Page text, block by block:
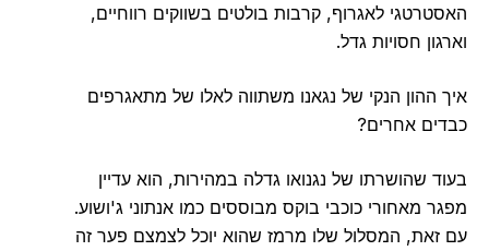
האסטרטגי לאגרוף, קרבות בולטים בשווקים רווחיים,
וארגון חסויות גדל.
איך ההון הנקי של נגאנו משתווה לאלו של מתאגרפים
כבדים אחרים?
בעוד שהושרתו של נגנואו גדלה במהירות, הוא עדיין
מפגר מאחורי כוכבי בוקס מבוססים כמו אנתוני ג'ושוע.
עם זאת, המסלול שלו מרמז שהוא יוכל לצמצם פער זה